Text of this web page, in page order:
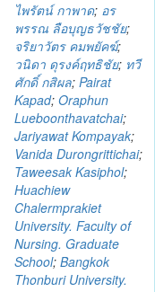
ไพรัตน์ กาพาด; อร
พรรณ ลือบุญธวัชชัย;
จริยาวัตร คมพยัคฆ์;
วนิดา ดุรงค์ฤทธิชัย; ทวี
ศักดิ์ กสิผล; Pairat
Kapad; Oraphun
Lueboonthavatchai;
Jariyawat Kompayak;
Vanida Durongrittichai;
Taweesak Kasiphol;
Huachiew
Chalermprakiet
University. Faculty of
Nursing. Graduate
School; Bangkok
Thonburi University.